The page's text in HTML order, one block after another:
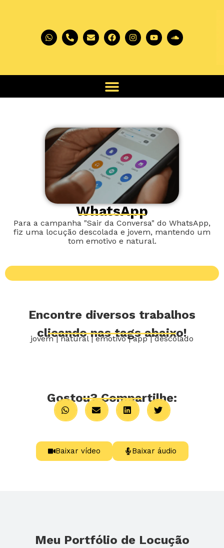
WhatsApp
Para a campanha "Sair da Conversa" do WhatsApp,
fiz uma locução descolada e jovem, mantendo um
tom emotivo e natural.
Encontre diversos trabalhos
clicando nas tags abaixo!
jovem|natural|emotivo|app|descolado
Gostou? Compartilhe:
Baixar vídeo Baixar áudio
Meu Portfólio de Locução